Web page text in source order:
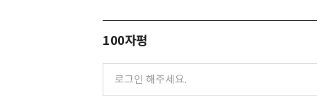
100자평